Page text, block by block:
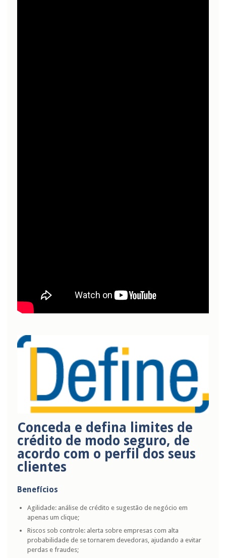
Conceda e defina limites de
crédito de modo seguro, de
acordo com o perfil dos seus
clientes
Benefícios
Agilidade: análise de crédito e sugestão de negócio em
apenas um clique;
Riscos sob controle: alerta sobre empresas com alta
probabilidade de se tornarem devedoras, ajudando a evitar
perdas e fraudes;